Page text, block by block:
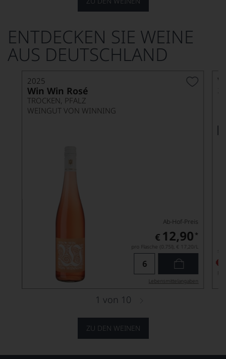
ENTDECKEN SIE WEINE
AUS DEUTSCHLAND
ZU DEN WEINEN
2025
Win Win Rosé
TROCKEN, PFALZ
WEINGUT VON WINNING
Ab-Hof-Preis
€ 12,90 *
pro Flasche (0.75l), € 17,20 /L
Lebensmittel­angaben
€
1 von 10